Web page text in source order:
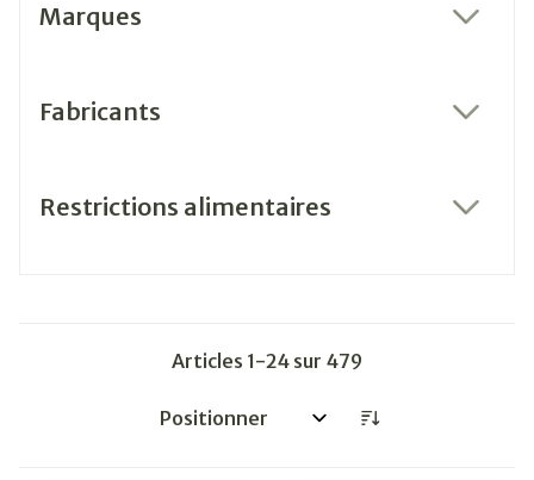
Marques
Fabricants
Restrictions alimentaires
Articles 1-24 sur 479
Trier par: